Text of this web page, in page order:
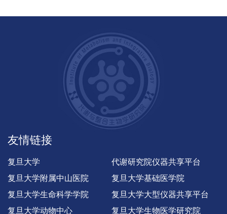
友情链接
复旦大学
代谢研究院仪器共享平台
复旦大学附属中山医院
复旦大学基础医学院
复旦大学生命科学学院
复旦大学大型仪器共享平台
复旦大学动物中心
复旦大学生物医学研究院